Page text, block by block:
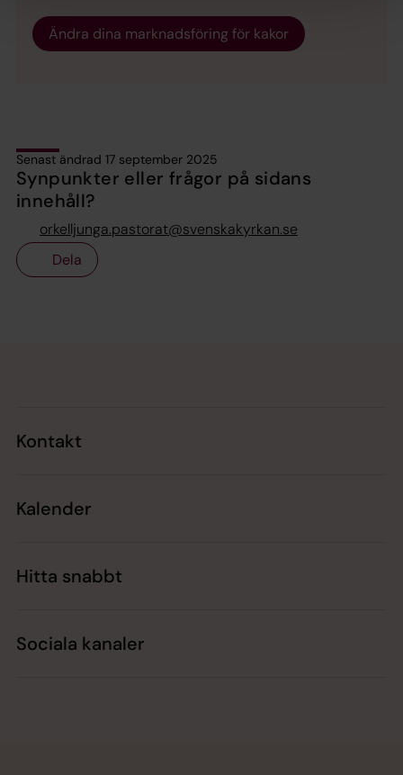
Ändra dina marknadsföring för kakor
Senast ändrad 17 september 2025
Synpunkter eller frågor på sidans
innehåll?
orkelljunga.pastorat@svenskakyrkan.se
Dela
Kontakt
Kalender
Hitta snabbt
Sociala kanaler